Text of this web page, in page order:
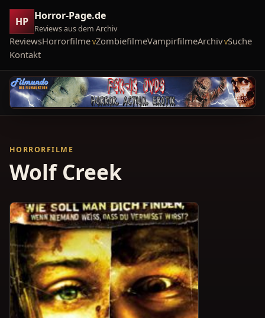
HP Horror-Page.de
Reviews aus dem Archiv
ReviewsHorrorfilme ZombiefilmeVampirfilmeArchiv Suche
Kontakt
HORRORFILME
Wolf Creek